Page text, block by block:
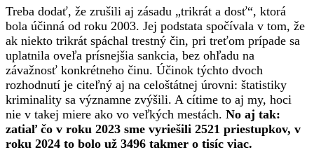
Treba dodať, že zrušili aj zásadu „trikrát a dosť“, ktorá
bola účinná od roku 2003. Jej podstata spočívala v tom, že
ak niekto trikrát spáchal trestný čin, pri treťom prípade sa
uplatnila oveľa prísnejšia sankcia, bez ohľadu na
závažnosť konkrétneho činu. Účinok týchto dvoch
rozhodnutí je citeľný aj na celoštátnej úrovni: štatistiky
kriminality sa významne zvýšili. A cítime to aj my, hoci
nie v takej miere ako vo veľkých mestách. No aj tak:
zatiaľ čo v roku 2023 sme vyriešili 2521 priestupkov, v
roku 2024 to bolo už 3496 takmer o tisíc viac.